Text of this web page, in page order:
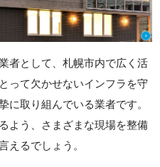
者として、札幌市内で広く活
って欠かせないインフラを守
に取り組んでいる業者です。
よう、さまざまな現場を整備
えるでしょう。